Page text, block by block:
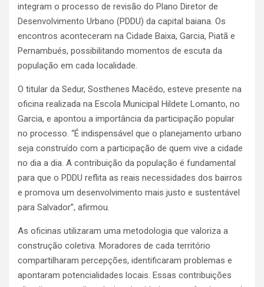
integram o processo de revisão do Plano Diretor de
Desenvolvimento Urbano (PDDU) da capital baiana. Os
encontros aconteceram na Cidade Baixa, Garcia, Piatã e
Pernambués, possibilitando momentos de escuta da
população em cada localidade.
O titular da Sedur, Sosthenes Macêdo, esteve presente na
oficina realizada na Escola Municipal Hildete Lomanto, no
Garcia, e apontou a importância da participação popular
no processo. “É indispensável que o planejamento urbano
seja construído com a participação de quem vive a cidade
no dia a dia. A contribuição da população é fundamental
para que o PDDU reflita as reais necessidades dos bairros
e promova um desenvolvimento mais justo e sustentável
para Salvador”, afirmou.
As oficinas utilizaram uma metodologia que valoriza a
construção coletiva. Moradores de cada território
compartilharam percepções, identificaram problemas e
apontaram potencialidades locais. Essas contribuições